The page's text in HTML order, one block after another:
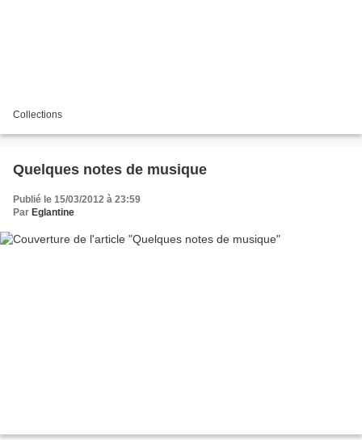
Collections
Quelques notes de musique
Publié le 15/03/2012 à 23:59
Par Eglantine